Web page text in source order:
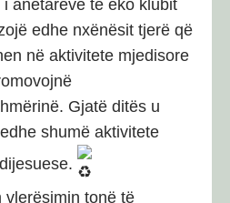
anëtarëve të eko klubit
edhe nxënësit tjerë që
në aktivitete mjedisore
Gjatë ditës u
shumë aktivitete
vlerësimin tonë të